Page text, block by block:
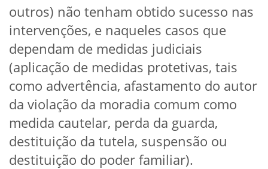
outros) não tenham obtido sucesso nas
intervenções, e naqueles casos que
dependam de medidas judiciais
(aplicação de medidas protetivas, tais
como advertência, afastamento do autor
da violação da moradia comum como
medida cautelar, perda da guarda,
destituição da tutela, suspensão ou
destituição do poder familiar).